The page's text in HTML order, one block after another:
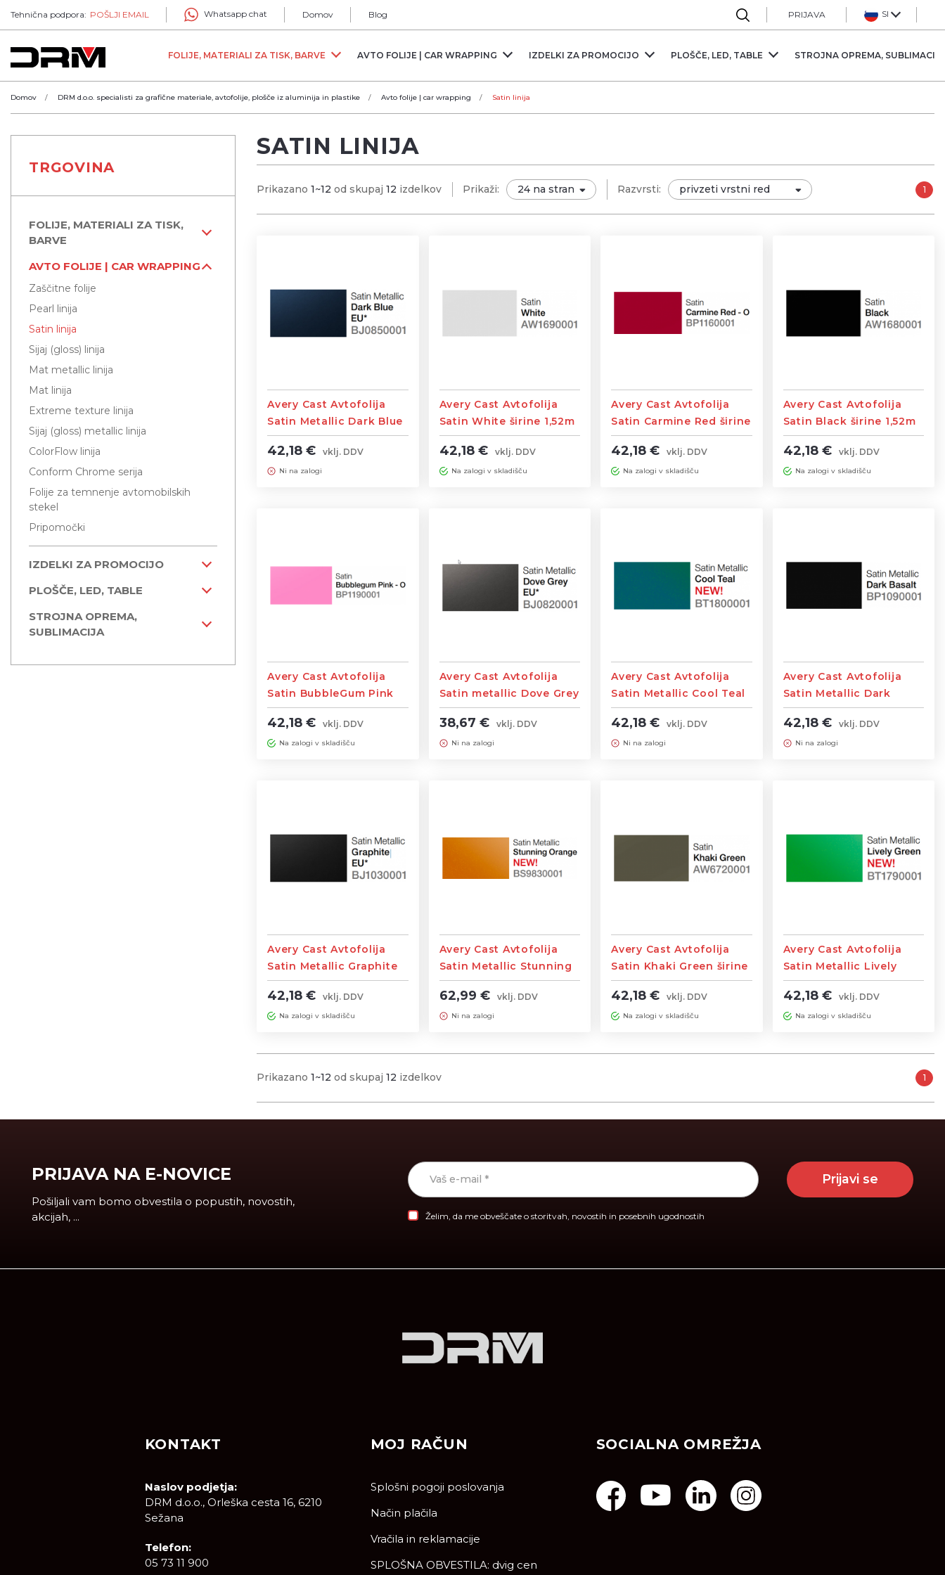
Tehnična podpora: POŠLJI EMAIL Whatsapp chat Domov Blog PRIJAVA Sl
FOLIJE, MATERIALI ZA TISK, BARVE AVTO FOLIJE | CAR WRAPPING IZDELKI ZA PROMOCIJO PLOŠČE, LED, TABLE STROJNA OPREMA,
Domov DRM d.o.o. specialisti za grafične materiale, avtofolije, plošče iz aluminija in plastike Avto folije | car wrapping Satin linija
TRGOVINA
FOLIJE, MATERIALI ZA TISK,
BARVE
AVTO FOLIJE | CAR WRAPPING
Zaščitne folije
Pearl linija
Satin linija
Sijaj (gloss) linija
Mat metallic linija
Mat linija
Extreme texture linija
Sijaj (gloss) metallic linija
ColorFlow linija
Conform Chrome serija
Folije za temnenje avtomobilskih
stekel
Pripomočki
IZDELKI ZA PROMOCIJO
PLOŠČE, LED, TABLE
STROJNA OPREMA,
SUBLIMACIJA
SATIN LINIJA
Prikazano 1~12 od skupaj 12 izdelkov Prikaži: Razvrsti: 1
Avery Cast Avtofolija
Satin Metallic Dark Blue
širine 1,52m
42,18 € vklj. DDV
Ni na zalogi
Avery Cast Avtofolija
Satin White širine 1,52m
42,18 € vklj. DDV
Na zalogi v skladišču
Avery Cast Avtofolija
Satin Carmine Red širine
1,52m
42,18 € vklj. DDV
Na zalogi v skladišču
Avery Cast Avtofolija
Satin Black širine 1,52m
42,18 € vklj. DDV
Na zalogi v skladišču
Avery Cast Avtofolija
Satin BubbleGum Pink
širine 1,52m
42,18 € vklj. DDV
Na zalogi v skladišču
Avery Cast Avtofolija
Satin metallic Dove Grey
širine 1,52m
38,67 € vklj. DDV
Ni na zalogi
Avery Cast Avtofolija
Satin Metallic Cool Teal
širine 1,52m
42,18 € vklj. DDV
Ni na zalogi
Avery Cast Avtofolija
Satin Metallic Dark
Basalt širine 1,52m
42,18 € vklj. DDV
Ni na zalogi
Avery Cast Avtofolija
Satin Metallic Graphite
širine 1,52m
42,18 € vklj. DDV
Na zalogi v skladišču
Avery Cast Avtofolija
Satin Metallic Stunning
Orange širine 1,52m
62,99 € vklj. DDV
Ni na zalogi
Avery Cast Avtofolija
Satin Khaki Green širine
1,52m
42,18 € vklj. DDV
Na zalogi v skladišču
Avery Cast Avtofolija
Satin Metallic Lively
Green širine 1,52m
42,18 € vklj. DDV
Na zalogi v skladišču
Prikazano 1~12 od skupaj 12 izdelkov 1
PRIJAVA NA E-NOVICE
Pošiljali vam bomo obvestila o popustih, novostih,
akcijah, ...
Prijavi se
Želim, da me obveščate o storitvah, novostih in posebnih ugodnostih
KONTAKT
Naslov podjetja:
DRM d.o.o., Orleška cesta 16, 6210
Sežana
Telefon:
05 73 11 900
MOJ RAČUN
Splošni pogoji poslovanja
Način plačila
Vračila in reklamacije
SPLOŠNA OBVESTILA: dvig cen
SOCIALNA OMREŽJA